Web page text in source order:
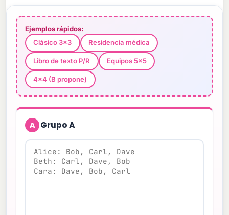
Ejemplos rápidos:
Clásico 3×3
Residencia médica
Libro de texto P/R Equipos 5×5
4×4 (B propone)
A